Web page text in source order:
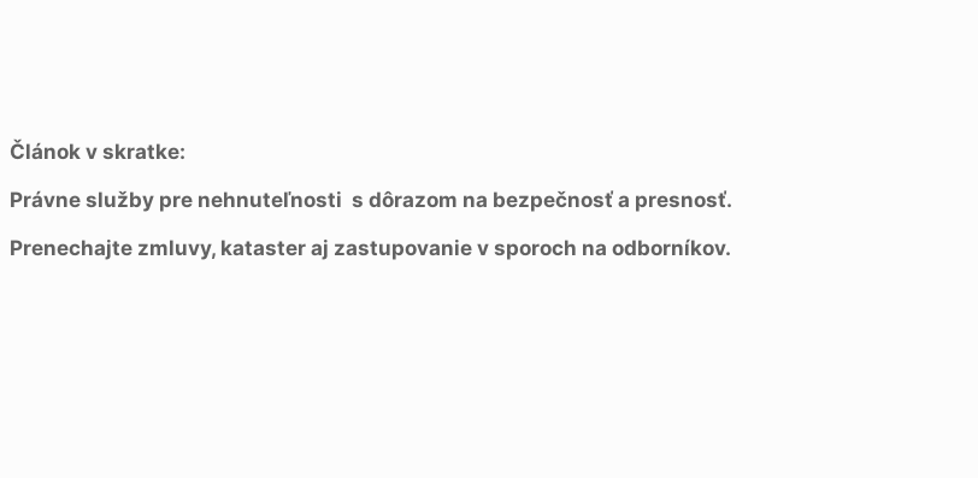
Článok v skratke:
Právne služby pre nehnuteľnosti s dôrazom na bezpečnosť a presnosť.
Prenechajte zmluvy, kataster aj zastupovanie v sporoch na odborníkov.